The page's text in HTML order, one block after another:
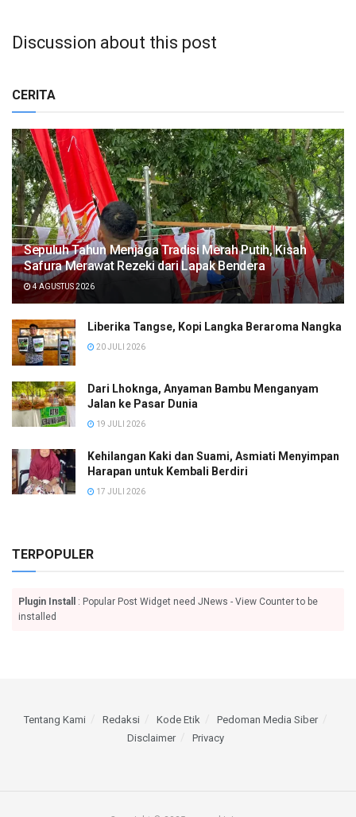
Discussion about this post
CERITA
Sepuluh Tahun Menjaga Tradisi Merah Putih, Kisah
Safura Merawat Rezeki dari Lapak Bendera
4 AGUSTUS 2026
Liberika Tangse, Kopi Langka Beraroma Nangka
20 JULI 2026
Dari Lhoknga, Anyaman Bambu Menganyam
Jalan ke Pasar Dunia
19 JULI 2026
Kehilangan Kaki dan Suami, Asmiati Menyimpan
Harapan untuk Kembali Berdiri
17 JULI 2026
TERPOPULER
Plugin Install
: Popular Post Widget need JNews - View Counter to be
installed
Tentang Kami Redaksi Kode Etik
Pedoman Media Siber
Disclaimer
Privacy